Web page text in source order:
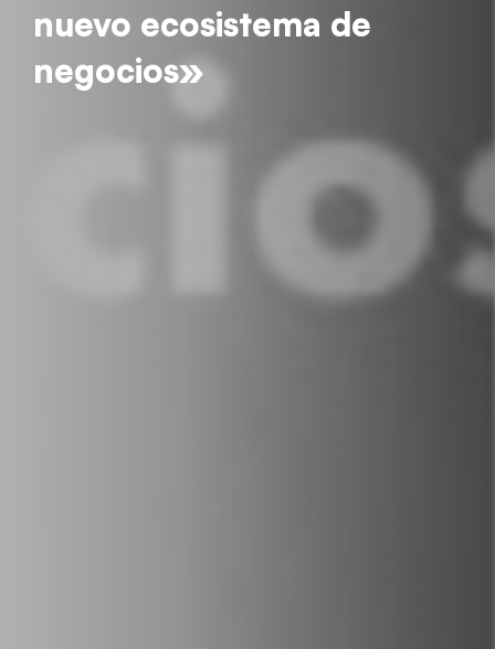
nuevo ecosistema de
negocios»